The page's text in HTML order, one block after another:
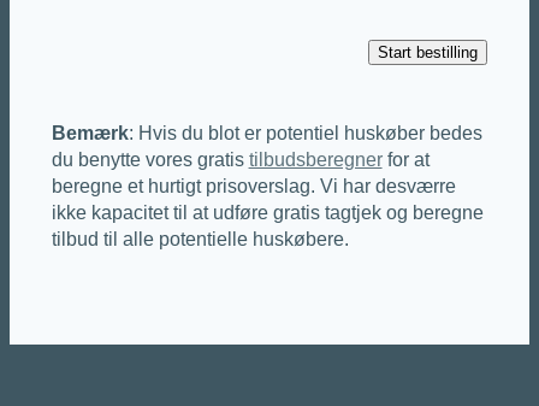
Bemærk: Hvis du blot er potentiel huskøber bedes
du benytte vores gratis tilbudsberegnerfor at
beregne et hurtigt prisoverslag. Vi har desværre
ikke kapacitet til at udføre gratis tagtjek og beregne
tilbud til alle potentielle huskøbere.